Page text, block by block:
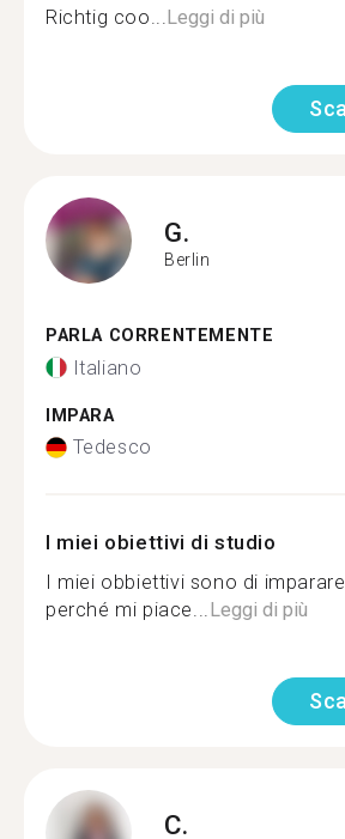
Richtig coo...Leggi di più
G.
Berlin
PARLA CORRENTEMENTE
Italiano
IMPARA
Tedesco
I miei obiettivi di studio
I miei obbiettivi sono di
perché mi piace...Leggi di più
C.